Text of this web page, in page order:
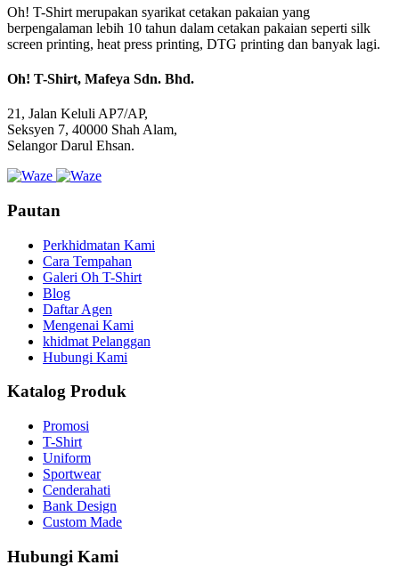
Oh! T-Shirt merupakan syarikat cetakan pakaian yang
berpengalaman lebih 10 tahun dalam cetakan pakaian seperti silk
screen printing, heat press printing, DTG printing dan banyak lagi.
Oh! T-Shirt, Mafeya Sdn. Bhd.
21, Jalan Keluli AP7/AP,
Seksyen 7, 40000 Shah Alam,
Selangor Darul Ehsan.
Pautan
Perkhidmatan Kami
Cara Tempahan
Galeri Oh T-Shirt
Blog
Daftar Agen
Mengenai Kami
khidmat Pelanggan
Hubungi Kami
Katalog Produk
Promosi
T-Shirt
Uniform
Sportwear
Cenderahati
Bank Design
Custom Made
Hubungi Kami